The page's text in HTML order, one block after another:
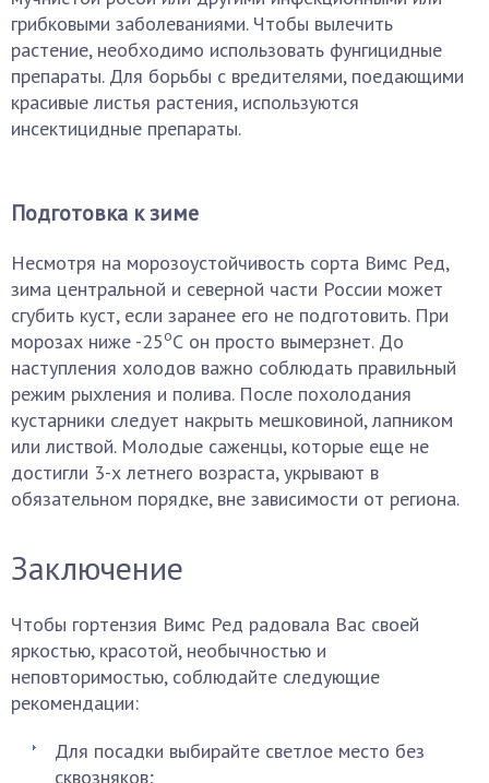
грибковыми заболеваниями. Чтобы вылечить
растение, необходимо использовать фунгицидные
препараты. Для борьбы с вредителями, поедающими
красивые листья растения, используются
инсектицидные препараты.
Подготовка к зиме
Несмотря на морозоустойчивость сорта Вимс Ред,
зима центральной и северной части России может
сгубить куст, если заранее его не подготовить. При
морозах ниже -25оС он просто вымерзнет. До
наступления холодов важно соблюдать правильный
режим рыхления и полива. После похолодания
кустарники следует накрыть мешковиной, лапником
или листвой. Молодые саженцы, которые еще не
достигли 3-х летнего возраста, укрывают в
обязательном порядке, вне зависимости от региона.
Заключение
Чтобы гортензия Вимс Ред радовала Вас своей
яркостью, красотой, необычностью и
неповторимостью, соблюдайте следующие
рекомендации:
Для посадки выбирайте светлое место без
сквозняков;